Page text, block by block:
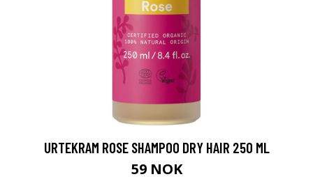
URTEKRAM ROSE SHAMPOO DRY HAIR 250 ML
59 NOK